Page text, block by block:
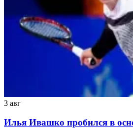
3 авг
Илья Ивашко пробился в